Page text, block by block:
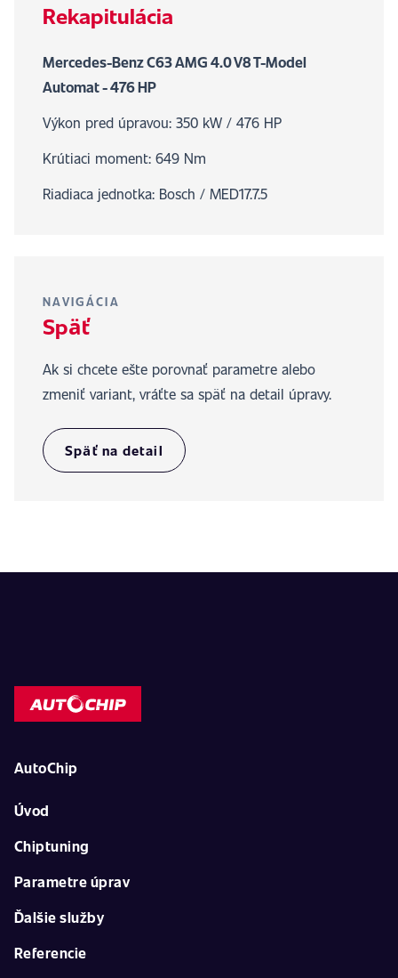
Rekapitulácia
Mercedes-Benz C63 AMG 4.0 V8 T-Model
Automat - 476 HP
Výkon pred úpravou: 350 kW / 476 HP
Krútiaci moment: 649 Nm
Riadiaca jednotka: Bosch / MED17.7.5
NAVIGÁCIA
Späť
Ak si chcete ešte porovnať parametre alebo
zmeniť variant, vráťte sa späť na detail úpravy.
Späť na detail
AutoChip
Úvod
Chiptuning
Parametre úprav
Ďalšie služby
Referencie